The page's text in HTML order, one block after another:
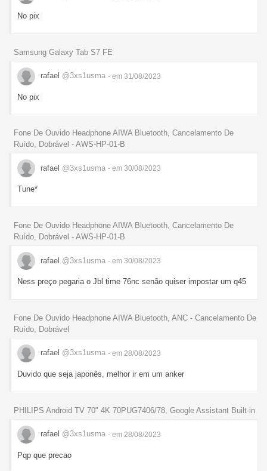
No pix
Samsung Galaxy Tab S7 FE
rafael @3xs1usma - em 31/08/2023
No pix
Fone De Ouvido Headphone AIWA Bluetooth, Cancelamento De
Ruído, Dobrável - AWS-HP-01-B
rafael @3xs1usma - em 30/08/2023
Tune*
Fone De Ouvido Headphone AIWA Bluetooth, Cancelamento De
Ruído, Dobrável - AWS-HP-01-B
rafael @3xs1usma - em 30/08/2023
Ness preço pegaria o Jbl time 76nc senão quiser impostar um q45
Fone De Ouvido Headphone AIWA Bluetooth, ANC - Cancelamento De
Ruído, Dobrável
rafael @3xs1usma - em 28/08/2023
Duvido que seja japonês, melhor ir em um anker
PHILIPS Android TV 70" 4K 70PUG7406/78, Google Assistant Built-in
rafael @3xs1usma - em 28/08/2023
Pqp que precao